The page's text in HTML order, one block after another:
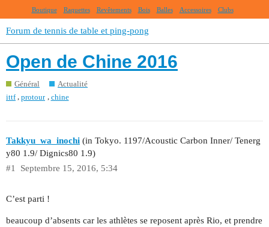
Boutique Raquettes Revêtements Bois Balles Accessoires Clubs
Forum de tennis de table et ping-pong
Open de Chine 2016
Général
Actualité
ittf ,protour chine
Takkyu_wa_inochi (in Tokyo. 1197/Acoustic Carbon Inner/ Tenerg
y80 1.9/ Dignics80 1.9)
Septembre 15, 2016, 5:34
#1
C’est parti !
beaucoup d’absents car les athlètes se reposent après Rio, et prendre